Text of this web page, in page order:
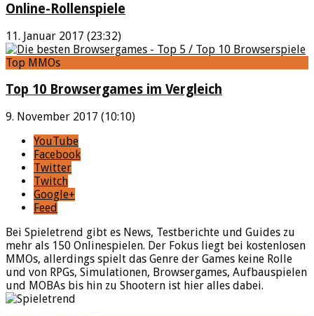
Online-Rollenspiele
11. Januar 2017 (23:32)
Top MMOs
Top 10 Browsergames im Vergleich
9. November 2017 (10:10)
YouTube
Facebook
Twitter
Twitch
Google+
Feed
Bei Spieletrend gibt es News, Testberichte und Guides zu
mehr als 150 Onlinespielen. Der Fokus liegt bei kostenlosen
MMOs, allerdings spielt das Genre der Games keine Rolle
und von RPGs, Simulationen, Browsergames, Aufbauspielen
und MOBAs bis hin zu Shootern ist hier alles dabei.